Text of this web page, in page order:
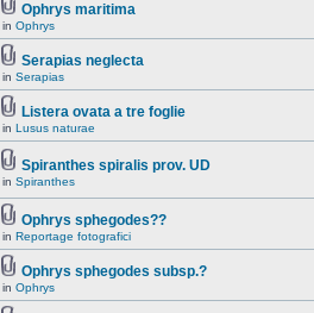
Ophrys maritima
in Ophrys
Serapias neglecta
in Serapias
Listera ovata a tre foglie
in Lusus naturae
Spiranthes spiralis prov. UD
in Spiranthes
Ophrys sphegodes??
in Reportage fotografici
Ophrys sphegodes subsp.?
in Ophrys